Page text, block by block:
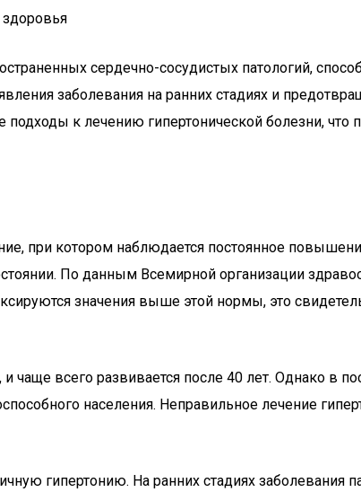
здоровья
сердечно-сосудистых патологий,
заболевания на ранних стадиях и
к лечению гипертонической болезни, что
при котором наблюдается постоянное
По данным Всемирной организации
значения выше этой нормы, это
чаще всего развивается после 40 лет. Однако в
населения. Неправильное лечение
гипертонию. На ранних стадиях